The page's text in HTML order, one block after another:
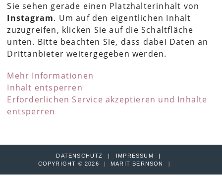
Sie sehen gerade einen Platzhalterinhalt von
Instagram. Um auf den eigentlichen Inhalt
zuzugreifen, klicken Sie auf die Schaltfläche
unten. Bitte beachten Sie, dass dabei Daten an
Drittanbieter weitergegeben werden.
Mehr Informationen
Inhalt entsperren
Erforderlichen Service akzeptieren und Inhalte
entsperren
DATENSCHUTZ
IMPRESSUM
COPYRIGHT © 2026
| MARIT BERNSON |